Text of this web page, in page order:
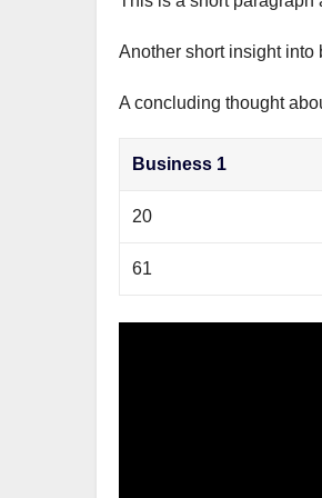
Another short insight into
A concluding thought
Business 1
20
61